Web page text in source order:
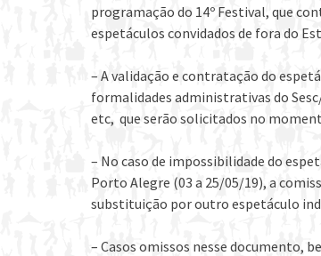
programação do 14º Festival, que
espetáculos convidados de fora do
– A validação e contratação do
formalidades administrativas do
etc, que serão solicitados no
– No caso de impossibilidade do
Porto Alegre (03 a 25/05/19), a
substituição por outro espetáculo
– Casos omissos nesse documento,